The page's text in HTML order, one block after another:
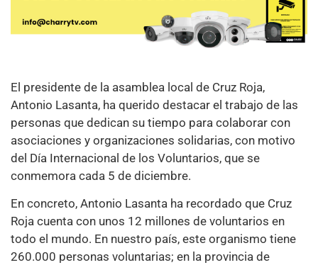
El presidente de la asamblea local de Cruz Roja,
Antonio Lasanta, ha querido destacar el trabajo de las
personas que dedican su tiempo para colaborar con
asociaciones y organizaciones solidarias, con motivo
del Día Internacional de los Voluntarios, que se
conmemora cada 5 de diciembre.
En concreto, Antonio Lasanta ha recordado que Cruz
Roja cuenta con unos 12 millones de voluntarios en
todo el mundo. En nuestro país, este organismo tiene
260.000 personas voluntarias; en la provincia de